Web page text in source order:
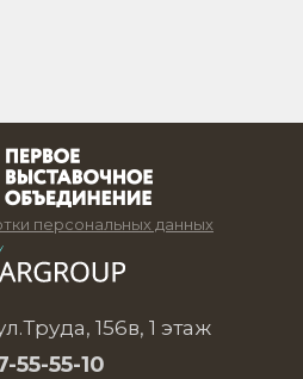
персональных данных
156в, 1 этаж
55-55-10